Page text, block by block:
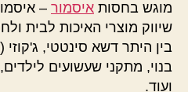
מוגש בחסות איסמור –
שיווק מוצרי האיכות לבית
בין היתר דשא סינטטי, ג'קוזי
בנוי, מתקני שעשועים
ועוד.